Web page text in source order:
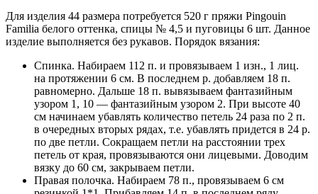
Для изделия 44 размера потребуется 520 г пряжи Pingouin
Familia белого оттенка, спицы № 4,5 и пуговицы 6 шт. Данное
изделие выполняется без рукавов. Порядок вязания:
Спинка. Набираем 112 п. и провязываем 1 изн., 1 лиц.
на протяжении 6 см. В последнем р. добавляем 18 п.
равномерно. Дальше 18 п. вывязываем фантазийным
узором 1, 10 — фантазийным узором 2. При высоте 40
см начинаем убавлять количество петель 24 раза по 2 п.
в очередных вторых рядах, т.е. убавлять придется в 24 р.
по две петли. Сокращаем петли на расстоянии трех
петель от края, провязываются они лицевыми. Доводим
вязку до 60 см, закрываем петли.
Правая полочка. Набираем 78 п., провязываем 6 см